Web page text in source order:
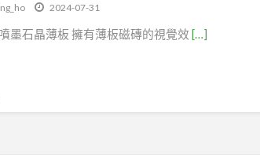
2024-07-31
墨石晶薄板 擁有薄板磁磚的視覺效 […]